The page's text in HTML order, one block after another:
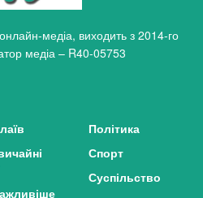
медіа, виходить з 2014-го
медіа – R40-05753
Політика
Спорт
Суспільство